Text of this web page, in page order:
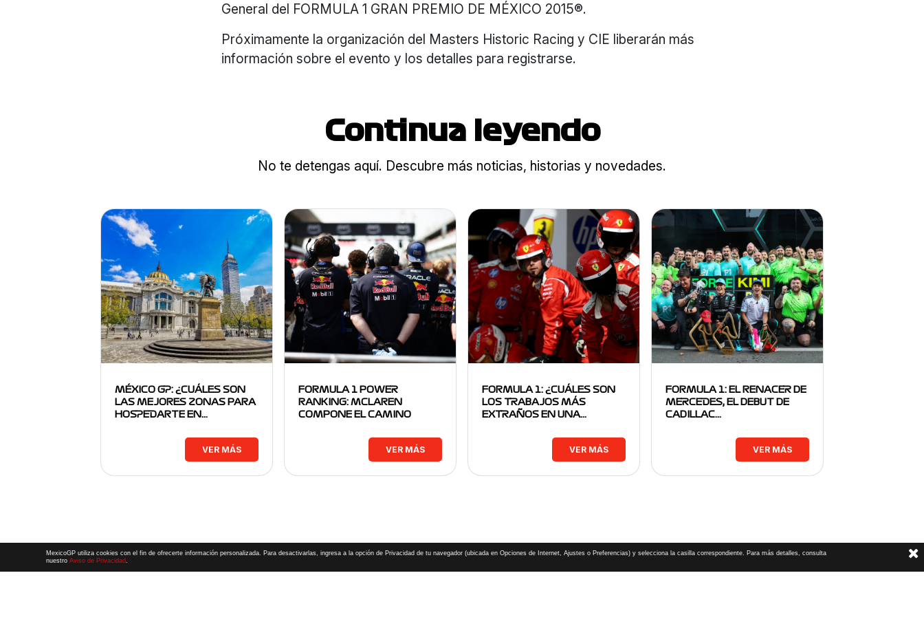
General del FORMULA 1 GRAN PREMIO DE MÉXICO 2015®.
Próximamente la organización del Masters Historic Racing y CIE liberarán más
información sobre el evento y los detalles para registrarse.
Continua leyendo
No te detengas aquí. Descubre más noticias, historias y novedades.
MÉXICO GP: ¿CUÁLES SON
LAS MEJORES ZONAS PARA
HOSPEDARTE EN…
VER MÁS
FORMULA 1 POWER
RANKING: MCLAREN
COMPONE EL CAMINO
VER MÁS
FORMULA 1: ¿CUÁLES SON
LOS TRABAJOS MÁS
EXTRAÑOS EN UNA…
VER MÁS
FORMULA 1: EL RENACER DE
MERCEDES, EL DEBUT DE
CADILLAC…
VER MÁS
MexicoGP utiliza cookies con el fin de ofrecerte información personalizada. Para desactivarlas, ingresa a la opción de Privacidad de tu navegador (ubicada en Opciones de Internet, Ajustes o Preferencias) y selecciona la casilla correspondiente. Para más detalles, consulta
nuestroAviso de Privacidad.